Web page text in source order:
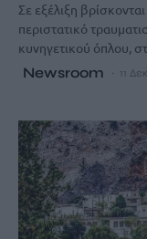
Σε εξέλιξη
περιστατικό
κυνηγετικού όπλου,
Newsroom 11